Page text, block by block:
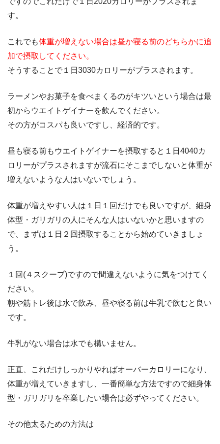
す。
これでも体重が増えない場合は昼か寝る前のどちらかに追
加で摂取してください。
そうすることで１日3030カロリーがプラスされます。
ラーメンやお菓子を食べまくるのがキツいという場合は最
初からウエイトゲイナーを飲んでください。
その方がコスパも良いですし、経済的です。
昼も寝る前もウエイトゲイナーを摂取すると１日4040カ
ロリーがプラスされますが流石にそこまでしないと体重が
増えないような人はいないでしょう。
体重が増えやすい人は１日１回だけでも良いですが、細身
体型・ガリガリの人にそんな人はいないかと思いますの
で、まずは１日２回摂取することから始めていきましょ
う。
１回(４スクープ)ですので間違えないように気をつけてく
ださい。
朝や筋トレ後は水で飲み、昼や寝る前は牛乳で飲むと良い
です。
牛乳がない場合は水でも構いません。
正直、これだけしっかりやればオーバーカロリーになり、
体重が増えていきますし、一番簡単な方法ですので細身体
型・ガリガリを卒業したい場合は必ずやってください。
その他太るための方法は